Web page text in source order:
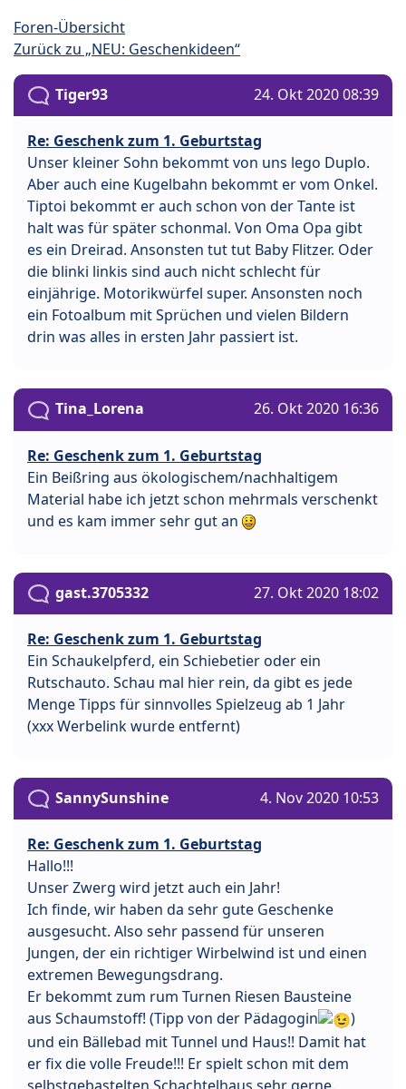
Foren-Übersicht
Zurück zu „NEU: Geschenkideen“
Tiger93 24. Okt 2020 08:39
Re: Geschenk zum 1. Geburtstag
Unser kleiner Sohn bekommt von uns lego Duplo.
Aber auch eine Kugelbahn bekommt er vom Onkel.
Tiptoi bekommt er auch schon von der Tante ist
halt was für später schonmal. Von Oma Opa gibt
es ein Dreirad. Ansonsten tut tut Baby Flitzer. Oder
die blinki linkis sind auch nicht schlecht für
einjährige. Motorikwürfel super. Ansonsten noch
ein Fotoalbum mit Sprüchen und vielen Bildern
drin was alles in ersten Jahr passiert ist.
Tina_Lorena 26. Okt 2020 16:36
Re: Geschenk zum 1. Geburtstag
Ein Beißring aus ökologischem/nachhaltigem
Material habe ich jetzt schon mehrmals verschenkt
und es kam immer sehr gut an
gast.3705332 27. Okt 2020 18:02
Re: Geschenk zum 1. Geburtstag
Ein Schaukelpferd, ein Schiebetier oder ein
Rutschauto. Schau mal hier rein, da gibt es jede
Menge Tipps für sinnvolles Spielzeug ab 1 Jahr
(xxx Werbelink wurde entfernt)
SannySunshine 4. Nov 2020 10:53
Re: Geschenk zum 1. Geburtstag
Hallo!!!
Unser Zwerg wird jetzt auch ein Jahr!
Ich finde, wir haben da sehr gute Geschenke
ausgesucht. Also sehr passend für unseren
Jungen, der ein richtiger Wirbelwind ist und einen
extremen Bewegungsdrang.
Er bekommt zum rum Turnen Riesen Bausteine
aus Schaumstoff! (Tipp von der Pädagogin
)
und ein Bällebad mit Tunnel und Haus!! Damit hat
er fix die volle Freude!!! Er spielt schon mit dem